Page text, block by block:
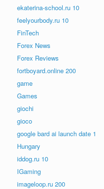
ekaterina-school.ru 10
feelyourbody.ru 10
FinTech
Forex News
Forex Reviews
fortboyard.online 200
game
Games
giochi
gioco
google bard ai launch date 1
Hungary
iddog.ru 10
IGaming
imageloop.ru 200